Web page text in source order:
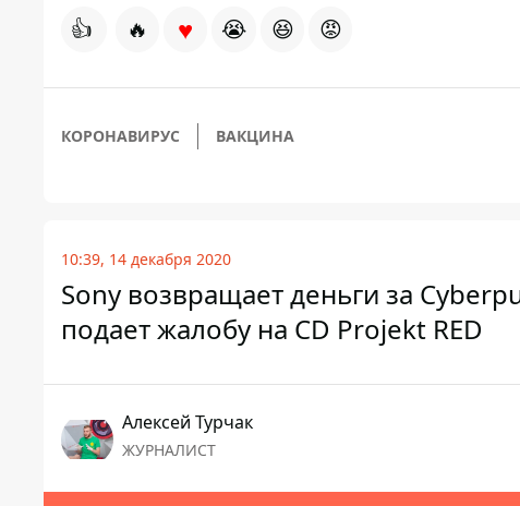
👍 🔥 ♥ 😭 😆 😡
КОРОНАВИРУС ВАКЦИНА
10:39, 14 декабря 2020
Sony возвращает деньги за
подает жалобу на CD Projekt RED
Алексей Турчак
ЖУРНАЛИСТ